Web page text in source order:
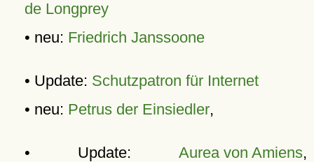
de Longprey
• neu: Friedrich Janssoone
• Update: Schutzpatron für Internet
• neu: Petrus der Einsiedler,
• Update: Aurea von Amiens,